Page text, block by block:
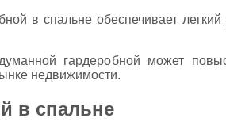
в спальне обеспечивает
гардеробной может
недвижимости.
в спальне